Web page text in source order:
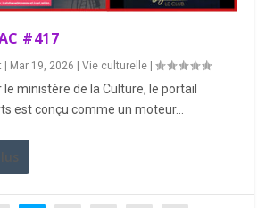
#417
| Mar 19, 2026 |Vie culturelle |
le ministère de la Culture, le portail
est conçu comme un moteur...